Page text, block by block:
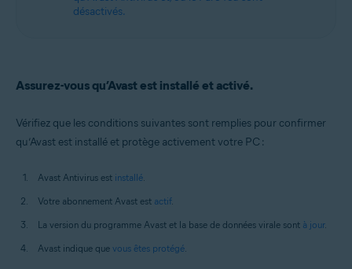
désactivés.
Assurez-vous qu’Avast est installé et activé.
Vérifiez que les conditions suivantes sont remplies pour confirmer
qu’Avast est installé et protège activement votre PC :
Avast Antivirus est installé
Votre abonnement Avast est actif.
La version du programme Avast et la base de données virale sont à jour.
Avast indique que vous êtes protégé